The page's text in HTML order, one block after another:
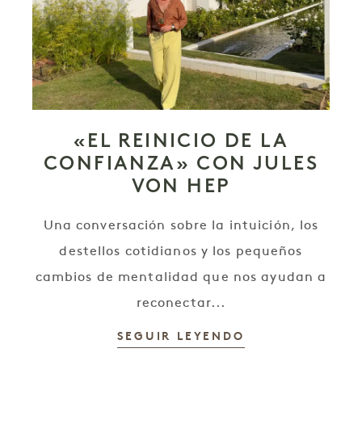
«EL REINICIO DE LA
CONFIANZA» CON JULES
VON HEP
Una conversación sobre la intuición, los
destellos cotidianos y los pequeños
cambios de mentalidad que nos ayudan a
reconectar...
SEGUIR LEYENDO